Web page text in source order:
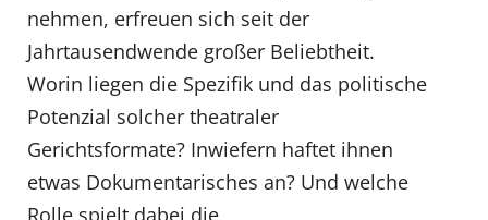
nehmen, erfreuen sich seit der
Jahrtausendwende großer Beliebtheit.
Worin liegen die Spezifik und das politische
Potenzial solcher theatraler
Gerichtsformate? Inwiefern haftet ihnen
etwas Dokumentarisches an? Und welche
Rolle spielt dabei die